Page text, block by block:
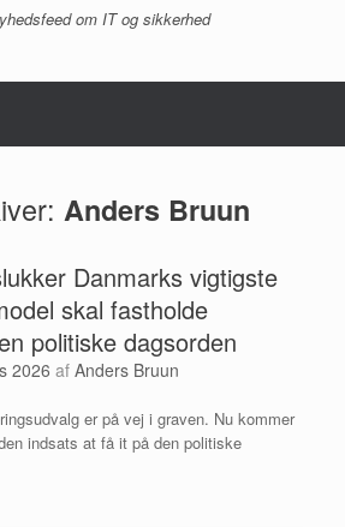
om IT og sikkerhed
Anders Bruun
Danmarks vigtigste
skal fastholde
politiske dagsorden
2026 af Anders Bruun
er på vej i graven. Nu kommer
indsats at få it på den politiske